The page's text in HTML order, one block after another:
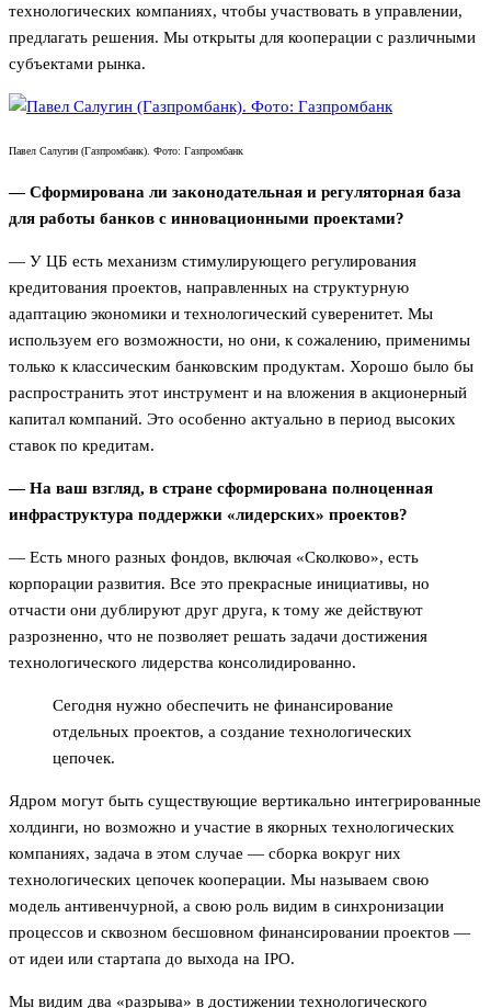
технологических компаниях, чтобы участвовать в управлении,
предлагать решения. Мы открыты для кооперации с различными
субъектами рынка.
Павел Салугин (Газпромбанк). Фото: Газпромбанк
— Сформирована ли законодательная и регуляторная база
для работы банков с инновационными проектами?
— У ЦБ есть механизм стимулирующего регулирования
кредитования проектов, направленных на структурную
адаптацию экономики и технологический суверенитет. Мы
используем его возможности, но они, к сожалению, применимы
только к классическим банковским продуктам. Хорошо было бы
распространить этот инструмент и на вложения в акционерный
капитал компаний. Это особенно актуально в период высоких
ставок по кредитам.
— На ваш взгляд, в стране сформирована полноценная
инфраструктура поддержки «лидерских» проектов?
— Есть много разных фондов, включая «Сколково», есть
корпорации развития. Все это прекрасные инициативы, но
отчасти они дублируют друг друга, к тому же действуют
разрозненно, что не позволяет решать задачи достижения
технологического лидерства консолидированно.
Сегодня нужно обеспечить не финансирование
отдельных проектов, а создание технологических
цепочек.
Ядром могут быть существующие вертикально интегрированные
холдинги, но возможно и участие в якорных технологических
компаниях, задача в этом случае — сборка вокруг них
технологических цепочек кооперации. Мы называем свою
модель антивенчурной, а свою роль видим в синхронизации
процессов и сквозном бесшовном финансировании проектов —
от идеи или стартапа до выхода на IPO.
Мы видим два «разрыва» в достижении технологического